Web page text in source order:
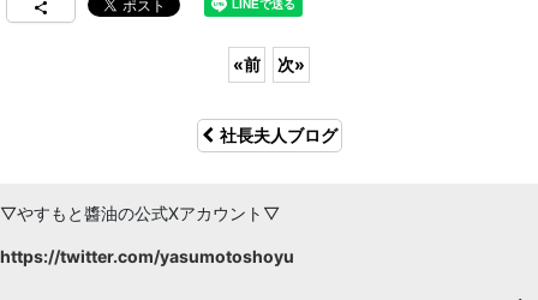
«前 次»
社長夫人ブログ
▽やすもと醬油の公式Xアカウント▽
https://twitter.com/yasumotoshoyu